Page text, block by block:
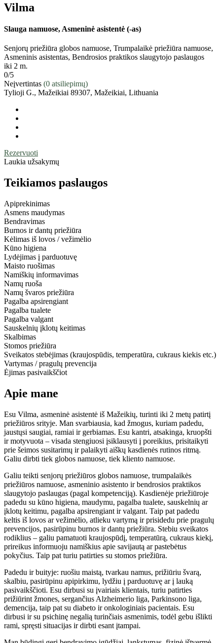
Vilma
Slauga namuose, Asmeninė asistentė (-as)
Senjorų priežiūra globos namuose, Trumpalaikė priežiūra namuose,
Asmeninis asistentas, Bendrosios praktikos slaugytojo paslaugos
iki 2 m.
0/5
Neįvertintas (0 atsiliepimų)
Tylioji G., Mažeikiai 89307, Mažeikiai, Lithuania
Rezervuoti
Laukia užsakymų
Teikiamos paslaugos
Apiprekinimas
Asmens maudymas
Bendravimas
Burnos ir dantų priežiūra
Kėlimas iš lovos / vežimėlio
Kūno higiena
Lydėjimas į parduotuvę
Maisto ruošimas
Namiškių informavimas
Namų ruoša
Namų švaros priežiūra
Pagalba apsirengiant
Pagalba tualete
Pagalba valgant
Sauskelnių įklotų keitimas
Skalbimas
Stomos priežiūra
Sveikatos stebėjimas (kraujospūdis, temperatūra, cukraus kiekis etc.)
Vartymas / pragulų prevencija
Ėjimas pasivaikščiot
Apie mane
Esu Vilma, asmeninė asistentė iš Mažeikių, turinti iki 2 metų patirtį
priežiūros srityje. Man svarbiausia, kad žmogus, kuriam padedu,
jaustųsi saugiai, ramiai ir gerbiamas. Esu kantri, atsakinga, kruopšti
ir motyvuota – visada stengiuosi įsiklausyti į poreikius, prisitaikyti
prie šeimos susitarimų ir palaikyti aiškų kasdienės rutinos ritmą.
Galiu dirbti tiek globos namuose, tiek kliento namuose.
Galiu teikti senjorų priežiūros globos namuose, trumpalaikės
priežiūros namuose, asmeninio asistento ir bendrosios praktikos
slaugytojo paslaugas (pagal kompetenciją). Kasdienėje priežiūroje
padedu su kūno higiena, maudymu, pagalba tualete, sauskelnių ar
įklotų keitimu, pagalba apsirengiant ir valgant. Taip pat padedu
keltis iš lovos ar vežimėlio, atlieku vartymą ir prisidedu prie pragulų
prevencijos, pasirūpinu burnos ir dantų priežiūra. Stebiu sveikatos
rodiklius – galiu pamatuoti kraujospūdį, temperatūrą, cukraus kiekį,
prireikus informuoju namiškius apie savijautą ar pastebėtus
pokyčius. Taip pat turiu patirties su stomos priežiūra.
Padedu ir buityje: ruošiu maistą, tvarkau namus, prižiūriu švarą,
skalbiu, pasirūpinu apipirkimu, lydžiu į parduotuvę ar į lauką
pasivaikščioti. Esu dirbusi su įvairiais klientais, turiu patirties
prižiūrint žmones, sergančius Alzheimerio liga, Parkinsono liga,
demencija, taip pat su diabeto ir onkologiniais pacientais. Esu
dirbusi ir su psichinę negalią turinčiais asmenimis, todėl gebu išlikti
rami, spręsti situacijas ir dirbti esant įtampai.